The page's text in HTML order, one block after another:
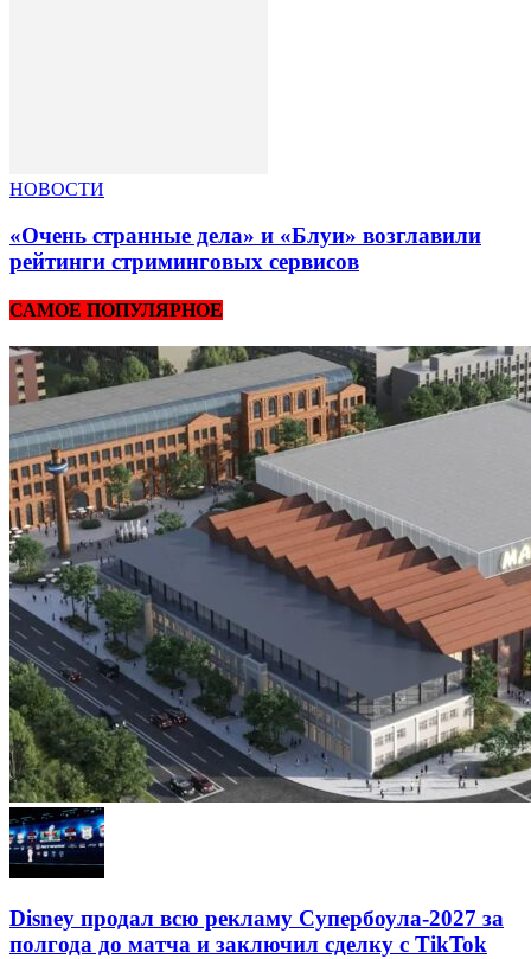
НОВОСТИ
«Очень странные дела» и «Блуи» возглавили
рейтинги стриминговых сервисов
САМОЕ ПОПУЛЯРНОЕ
Disney продал всю рекламу Супербоула-2027 за
полгода до матча и заключил сделку с TikTok